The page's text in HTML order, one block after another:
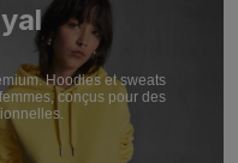
Hoodies et sweats
conçus pour des